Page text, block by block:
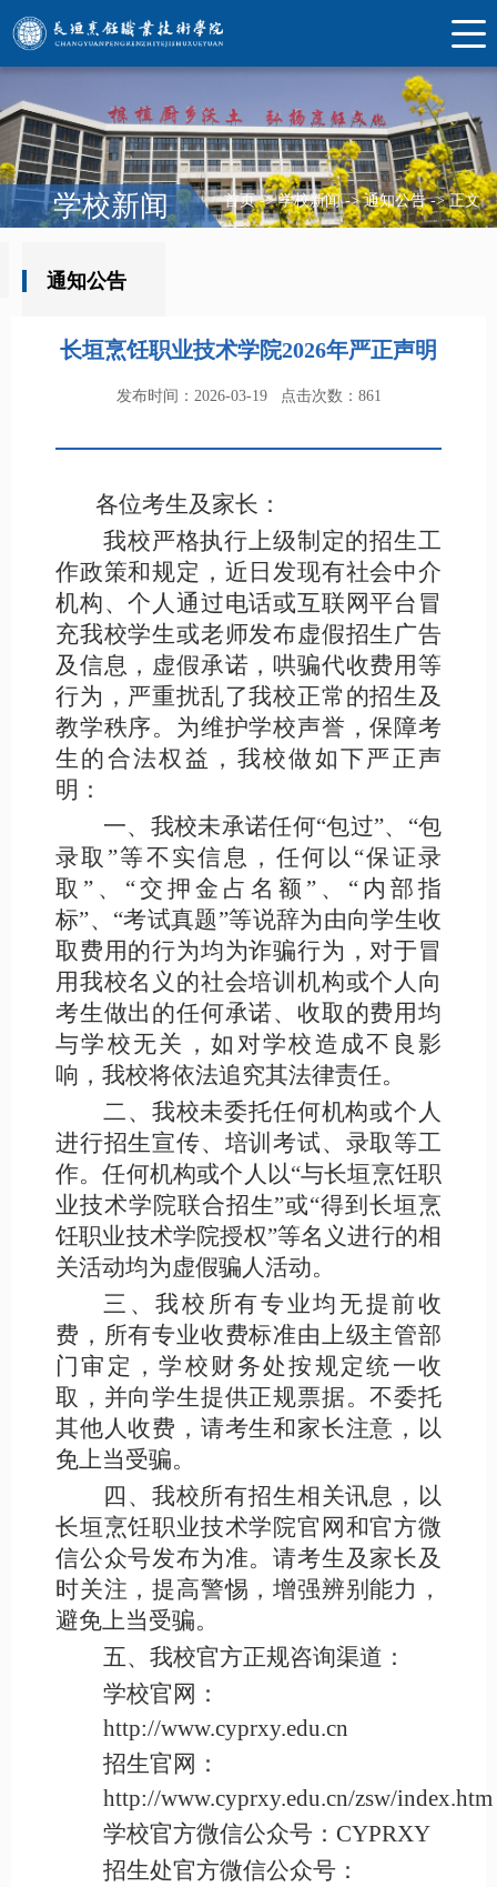
首页 -> 学校新闻 -> 通知公告 -> 正文
学校新闻
通知公告
长垣烹饪职业技术学院2026年严正声明
发布时间：2026-03-19 点击次数： 861
各位考生及家长：
我校严格执行上级制定的招生工
作政策和规定，近日发现有社会中介
机构、个人通过电话或互联网平台冒
充我校学生或老师发布虚假招生广告
及信息，虚假承诺，哄骗代收费用等
行为，严重扰乱了我校正常的招生及
教学秩序。为维护学校声誉，保障考
生的合法权益，我校做如下严正声
明：
一、我校未承诺任何“包过”、“包
录取”等不实信息，任何以“保证录
取”、“交押金占名额”、“内部指
标”、“考试真题”等说辞为由向学生收
取费用的行为均为诈骗行为，对于冒
用我校名义的社会培训机构或个人向
考生做出的任何承诺、收取的费用均
与学校无关，如对学校造成不良影
响，我校将依法追究其法律责任。
二、我校未委托任何机构或个人
进行招生宣传、培训考试、录取等工
作。任何机构或个人以“与长垣烹饪职
业技术学院联合招生”或“得到长垣烹
饪职业技术学院授权”等名义进行的相
关活动均为虚假骗人活动。
三、我校所有专业均无提前收
费，所有专业收费标准由上级主管部
门审定，学校财务处按规定统一收
取，并向学生提供正规票据。不委托
其他人收费，请考生和家长注意，以
免上当受骗。
四、我校所有招生相关讯息，以
长垣烹饪职业技术学院官网和官方微
信公众号发布为准。请考生及家长及
时关注，提高警惕，增强辨别能力，
避免上当受骗。
五、我校官方正规咨询渠道：
学校官网：
http://www.cyprxy.edu.cn
招生官网：
http://www.cyprxy.edu.cn/zsw/index.htm
学校官方微信公众号： CYPRXY
招生处官方微信公众号：